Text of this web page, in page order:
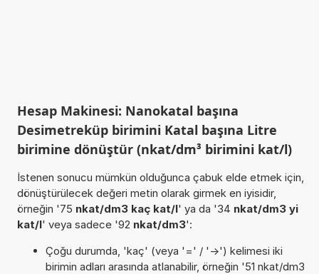
Hesap Makinesi: Nanokatal başına
Desimetreküp birimini Katal başına Litre
birimine dönüştür (nkat/dm³ birimini kat/l)
İstenen sonucu mümkün olduğunca çabuk elde etmek için,
dönüştürülecek değeri metin olarak girmek en iyisidir,
örneğin '75 nkat/dm3 kaç kat/l' ya da '34 nkat/dm3 yi
kat/l' veya sadece '92 nkat/dm3':
Çoğu durumda, 'kaç' (veya '=' / '->') kelimesi iki
birimin adları arasında atlanabilir, örneğin '51 nkat/dm3